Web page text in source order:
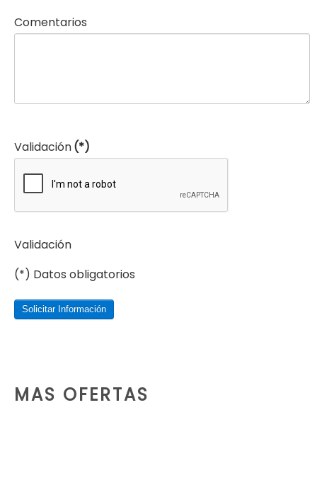
Comentarios
Validación(*)
Validación
(*) Datos obligatorios
Solicitar Información
MAS OFERTAS